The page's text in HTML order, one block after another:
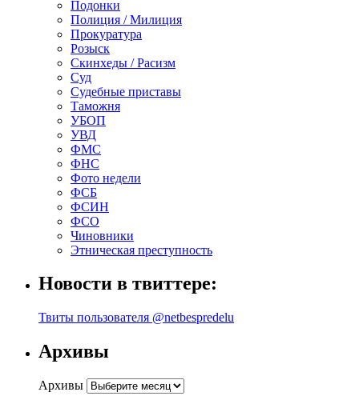
Подонки
Полиция / Милиция
Прокуратура
Розыск
Скинхеды / Расизм
Суд
Судебные приставы
Таможня
УБОП
УВД
ФМС
ФНС
Фото недели
ФСБ
ФСИН
ФСО
Чиновники
Этническая преступность
Новости в твиттере:
Твиты пользователя @netbespredelu
Архивы
Архивы